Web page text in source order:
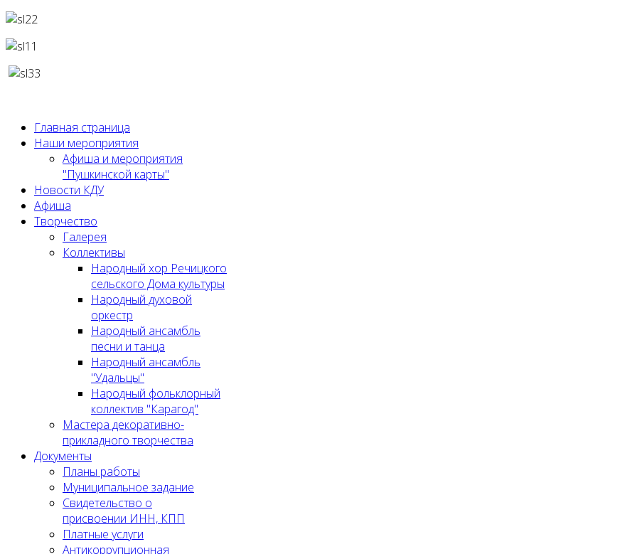
Главная страница
Наши мероприятия
Афиша и мероприятия
"Пушкинской карты"
Новости КДУ
Афиша
Творчество
Галерея
Коллективы
Народный хор Речицкого
сельского Дома культуры
Народный духовой
оркестр
Народный ансамбль
песни и танца
Народный ансамбль
"Удальцы"
Народный фольклорный
коллектив "Карагод"
Мастера декоративно-
прикладного творчества
Документы
Планы работы
Муниципальное задание
Cвидетельство о
присвоении ИНН, КПП
Платные услуги
Антикоррупционная